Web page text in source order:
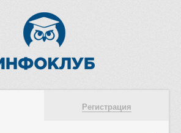
Регистрация